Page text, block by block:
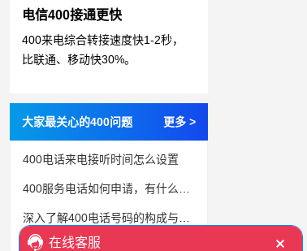
电信400接通更快
400来电综合转接速度快1-2秒，
比联通、移动快30%。
大家最关心的400问题 更多 >
400电话来电接听时间怎么设置